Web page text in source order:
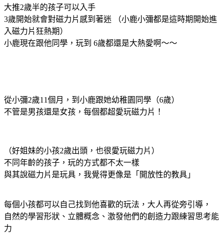
大推2歲半的孩子可以入手
3歲開始就會對磁力片感到著迷 （小鹿小彌都是這時期開始進
入磁力片狂熱期）
小鹿現在跟他同學，玩到 6歲都還是大熱愛啊～～
從小彌2歲11個月，到小鹿跟她幼稚園同學（6歲）
不管是男孩還是女孩，每個都超愛玩磁力片！
（好姐妹的小孩2歲出頭，也很愛玩磁力片）
不同年齡的孩子，玩的方式都不太一樣
與其說磁力片是玩具，我覺得更像是「開放性的教具」
每個小孩都可以自己找到他喜歡的玩法，大人再從旁引導，
自然的學習形狀、立體概念、激發他們的創造力跟練習思考能
力